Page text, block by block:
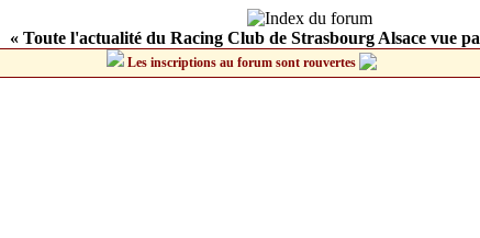
« Toute l'actualité du Racing Club de Strasbourg Alsace vue
Les inscriptions au forum sont rouvertes